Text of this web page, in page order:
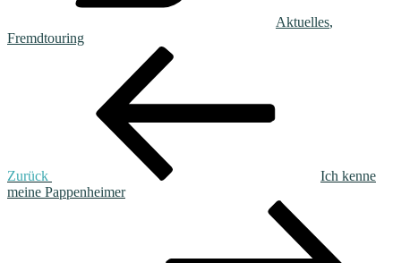
Aktuelles,
Fremdtouring
Beitragsnavigation
Zurück
Ich kenne
meine Pappenheimer